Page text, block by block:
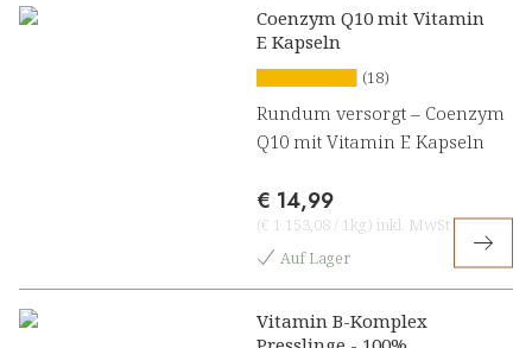
Coenzym Q10 mit Vitamin
E Kapseln
(18)
Rundum versorgt – Coenzym
Q10 mit Vitamin E Kapseln
€ 14,99
(€ 1.153,08 / 1kg) inkl. MwSt
Auf Lager
Vitamin B-Komplex